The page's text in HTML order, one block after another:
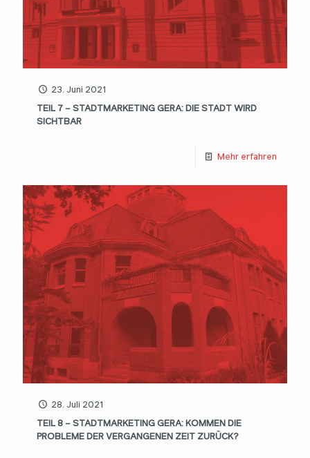
23. Juni 2021
TEIL 7 – STADTMARKETING GERA: DIE STADT WIRD
SICHTBAR
Mehr erfahren
28. Juli 2021
TEIL 8 – STADTMARKETING GERA: KOMMEN DIE
PROBLEME DER VERGANGENEN ZEIT ZURÜCK?